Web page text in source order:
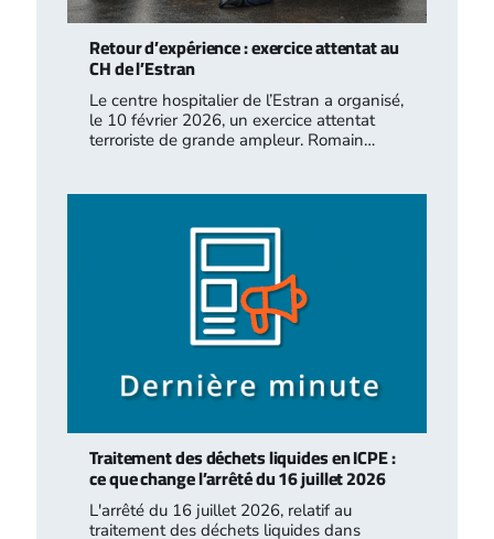
Retour d’expérience : exercice attentat au
CH de l’Estran
Le centre hospitalier de l’Estran a organisé,
le 10 février 2026, un exercice attentat
terroriste de grande ampleur. Romain…
Traitement des déchets liquides en ICPE :
ce que change l’arrêté du 16 juillet 2026
L'arrêté du 16 juillet 2026, relatif au
traitement des déchets liquides dans